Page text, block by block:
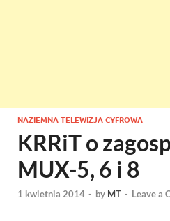
NAZIEMNA TELEWIZJA CYFROWA
KRRiT o
MUX-5, 6 i 8
1 kwietnia 2014 - by MT - Leave a